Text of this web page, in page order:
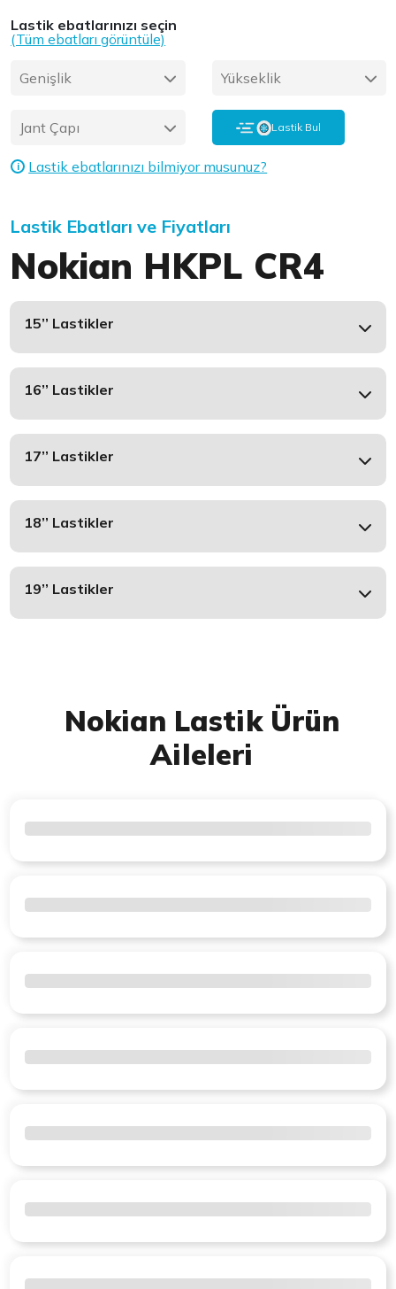
Lastik ebatlarınızı seçin
(Tüm ebatları görüntüle)
Genişlik Yükseklik
Jant Çapı Lastik Bul
i Lastik ebatlarınızı bilmiyor musunuz?
Lastik Ebatları ve Fiyatları
Nokian HKPL CR4
15’’ Lastikler
16’’ Lastikler
17’’ Lastikler
18’’ Lastikler
19’’ Lastikler
Nokian Lastik Ürün
Aileleri